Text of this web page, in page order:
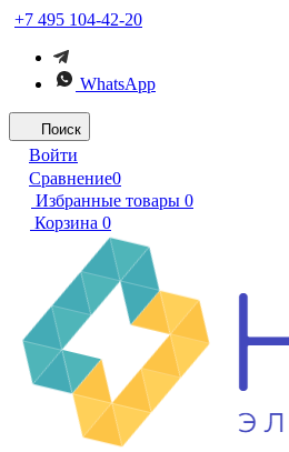
+7 495 104-42-20
WhatsApp
Поиск
Войти
Сравнение0
Избранные товары 0
Корзина 0